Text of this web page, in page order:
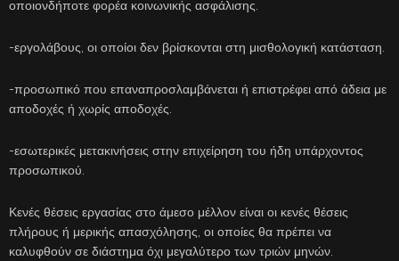
οποιονδήποτε φορέα κοινωνικής ασφάλισης.
-εργολάβους, οι οποίοι δεν βρίσκονται στη μισθολογική κατάσταση.
-προσωπικό που επαναπροσλαμβάνεται ή επιστρέφει από άδεια με
αποδοχές ή χωρίς αποδοχές.
-εσωτερικές μετακινήσεις στην επιχείρηση του ήδη υπάρχοντος
προσωπικού.
Κενές θέσεις εργασίας στο άμεσο μέλλον είναι οι κενές θέσεις
πλήρους ή μερικής απασχόλησης, οι οποίες θα πρέπει να
καλυφθούν σε διάστημα όχι μεγαλύτερο των τριών μηνών.